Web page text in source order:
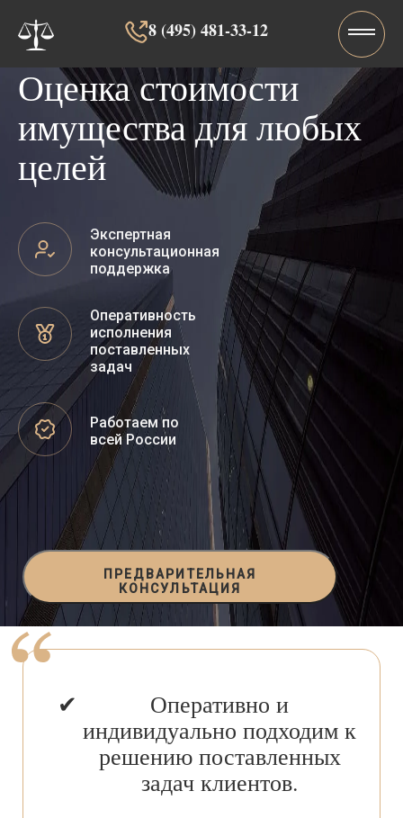
8 (495) 481-33-12‬‬
Оценка стоимости
имущества для любых
целей
Экспертная
консультационная
поддержка
Оперативность
исполнения
поставленных
задач
Работаем по
всей России
ПРЕДВАРИТЕЛЬНАЯ
КОНСУЛЬТАЦИЯ
Оперативно и
индивидуально подходим к
решению поставленных
задач клиентов.